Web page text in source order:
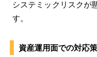
システミックリスクが
す。
資産運用面での対応策